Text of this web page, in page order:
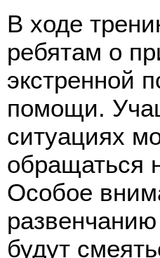
В ходе
ребятам о
экстренной
помощи.
ситуациях
обращаться
Особое
будут